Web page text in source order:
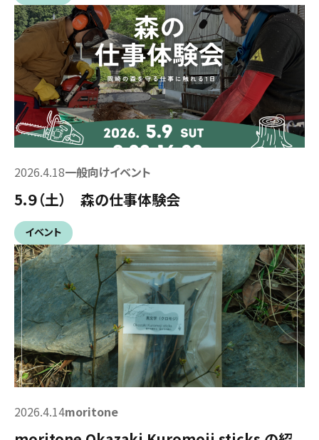
2026.4.18一般向けイベント
5.９（土） 森の仕事体験会
イベント
2026.4.14moritone